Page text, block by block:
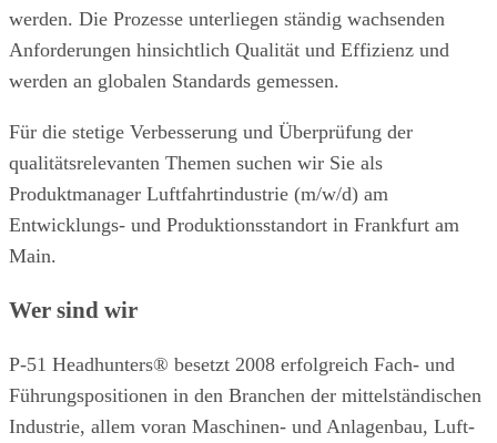
werden. Die Prozesse unterliegen ständig wachsenden
Anforderungen hinsichtlich Qualität und Effizienz und
werden an globalen Standards gemessen.
Für die stetige Verbesserung und Überprüfung der
qualitätsrelevanten Themen suchen wir Sie als
Produktmanager Luftfahrtindustrie (m/w/d) am
Entwicklungs- und Produktionsstandort in Frankfurt am
Main.
Wer sind wir
P-51 Headhunters® besetzt 2008 erfolgreich Fach- und
Führungspositionen in den Branchen der mittelständischen
Industrie, allem voran Maschinen- und Anlagenbau, Luft-